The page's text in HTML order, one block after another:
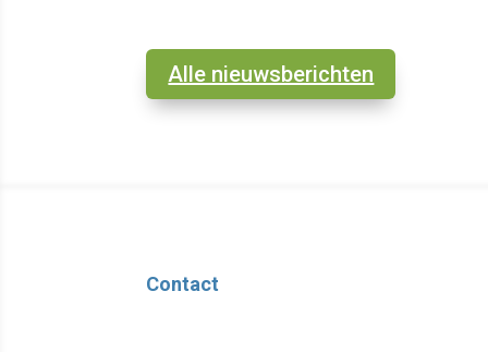
Alle nieuwsberichten
Contact